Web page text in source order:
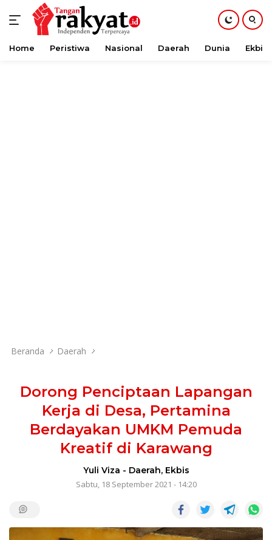
Langsung
Home Peristiwa Nasional Daerah Dunia Ekbis
Beranda Daerah
Dorong Penciptaan Lapangan
Kerja di Desa, Pertamina
Berdayakan UMKM Pemuda
Kreatif di Karawang
Yuli Viza - Daerah, Ekbis
Sabtu, 18 September 2021 - 14:20